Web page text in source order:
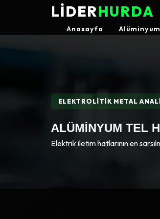
LİDERHURDA
Anasayfa
ELEKTROLİTİK METAL
ALÜMINYUM TEL
Elektrik iletim hatlarının en